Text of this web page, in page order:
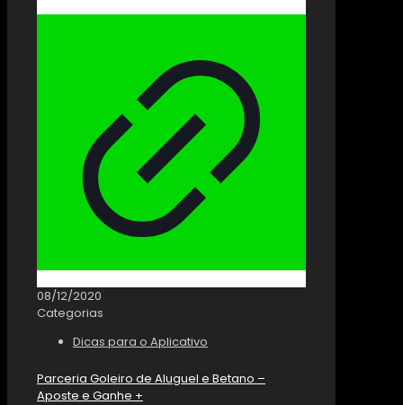
08/12/2020
Categorias
Dicas para o Aplicativo
Parceria Goleiro de Aluguel e Betano –
Aposte e Ganhe +